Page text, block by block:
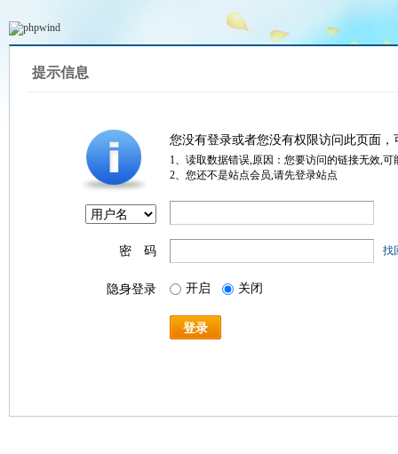
提示信息
您没有登录或者您没有权限访问此页面
1、读取数据错误,原因：您要访问的链接无效,
2、您还不是站点会员,请先登录站点
密 码 找
隐身登录 开启 关闭
登录